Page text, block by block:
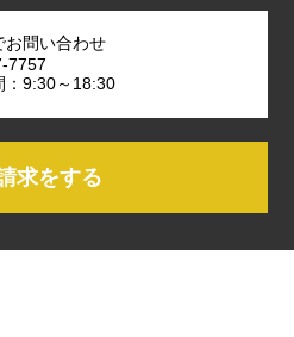
お問い合わせ
7757
：9:30～18:30
求をする